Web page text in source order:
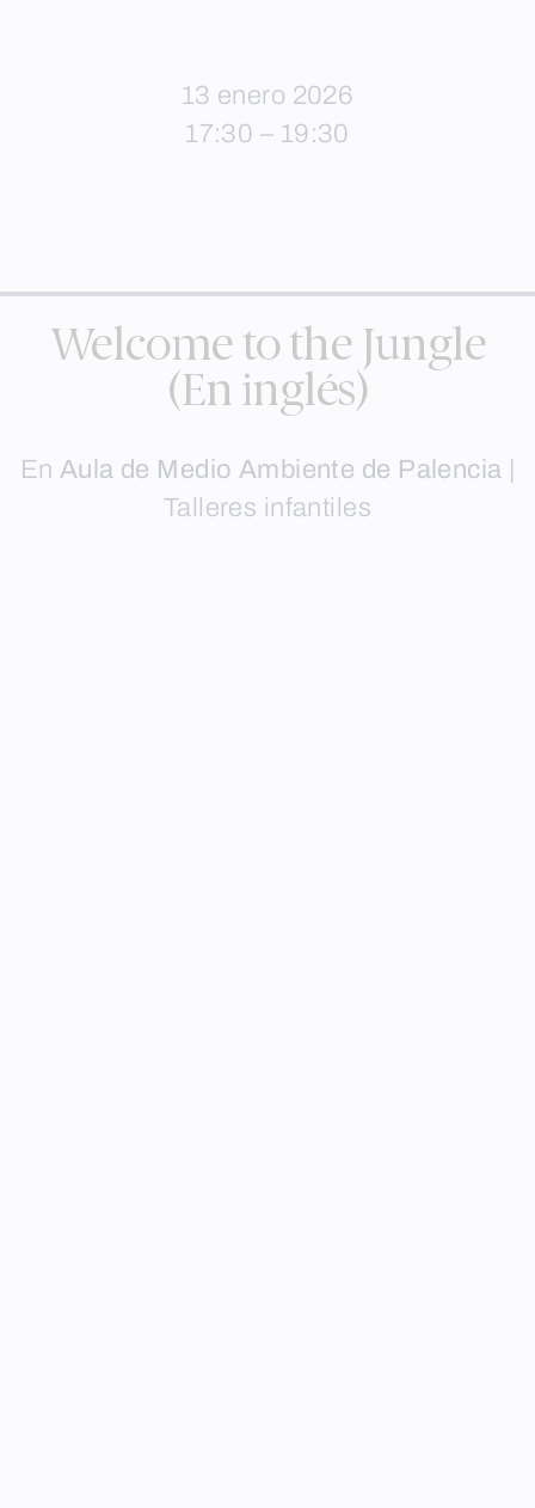
13 enero 2026
17:30 – 19:30
Welcome to the Jungle
(En inglés)
En Aula de Medio Ambiente de Palencia
Talleres infantiles